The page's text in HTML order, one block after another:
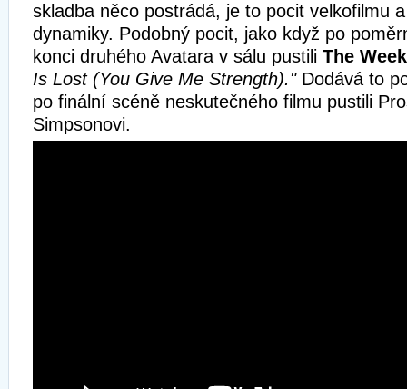
skladba něco postrádá, je to pocit velkofilmu
dynamiky. Podobný pocit, jako když po
konci druhého Avatara v sálu pustili The
Is Lost (You Give Me Strength)."Dodává to
po finální scéně neskutečného filmu pustili
Simpsonovi.